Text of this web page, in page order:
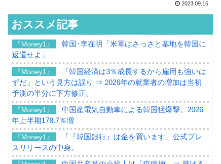
2023.09.15
おススメ記事
『Money1』
韓国･李在明「米軍はさっさと基地を韓国に
返還せよ」
『Money1』
「韓国経済は3％成長するから雇用も強いは
ずだ」という見方は誤り ⇒ 2026年の就業者の増加は当初
予測の半分に下方修正。
『Money1』
中国産電気自動車による韓国猛爆撃。2026
年上半期178.7％増
『Money1』
「『韓国銀行』は金を買います」公式プレ
スリリースの中身。